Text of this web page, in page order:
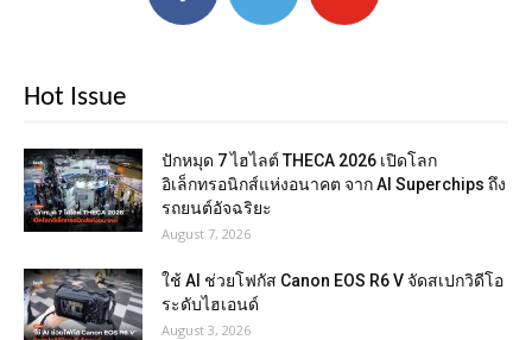
Hot Issue
ปักหมุด 7 ไฮไลต์ THECA 2026 เปิดโลก
อิเล็กทรอนิกส์แห่งอนาคต จาก AI Superchips ถึง
รถยนต์อัจฉริยะ
August 7, 2026
ใช้ AI ช่วยโฟกัส Canon EOS R6 V จัดสเปกวิดีโอ
ระดับไฮเอนด์
August 3, 2026